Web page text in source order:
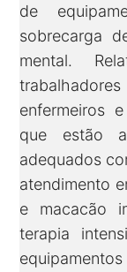
de
sobrecarga
mental.
enfermeiros
que estão
adequados
atendimento
e macacão
terapia